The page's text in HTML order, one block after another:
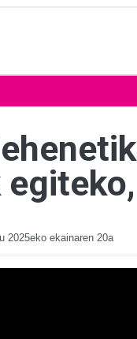
2025eko ekainaren 20a